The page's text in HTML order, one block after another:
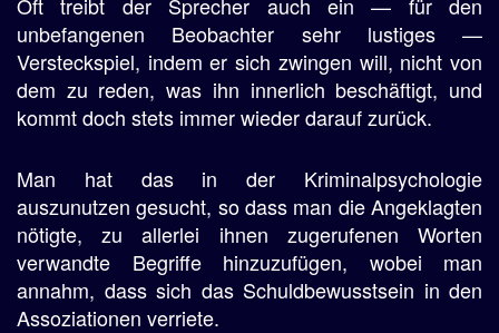
unbefangenen Beobachter sehr lustiges —
Versteckspiel, indem er sich zwingen will, nicht von
dem zu reden, was ihn innerlich beschäftigt, und
kommt doch stets immer wieder darauf zurück.
Man hat das in der Kriminalpsychologie
auszunutzen gesucht, so dass man die Angeklagten
nötigte, zu allerlei ihnen zugerufenen Worten
verwandte Begriffe hinzuzufügen, wobei man
annahm, dass sich das Schuldbewusstsein in den
Assoziationen verriete.